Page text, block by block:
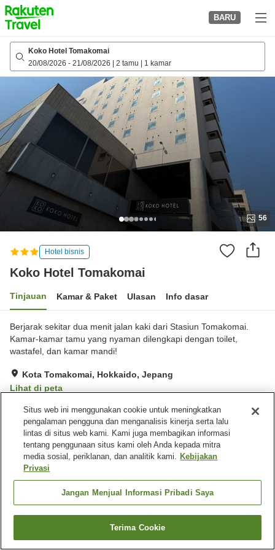
to
top
page
BARU
Koko Hotel Tomakomai
20/08/2026 - 21/08/2026 2 tamu 1 kamar
56
Hotel bisnis
Koko Hotel Tomakomai
Tinjauan Kamar & Paket Ulasan Info dasar
Berjarak sekitar dua menit jalan kaki dari Stasiun Tomakomai.
Kamar-kamar tamu yang nyaman dilengkapi dengan toilet,
wastafel, dan kamar mandi!
Kota Tomakomai, Hokkaido, Jepang
Lihat di peta
Sangat baik Ulasan: 606
Fasilitas properti
Spa / Salon kecantikan
Restoran
Mesin penjual otomatis
Beranda Jepang Hokkaido
Kota Tomakomai
Koko Hotel Tomakomai
Cari kamar
Situs web ini menggunakan cookie untuk meningkatkan
pengalaman pengguna dan menganalisis kinerja serta lalu
lintas di situs web kami. Kami juga membagikan informasi
tentang penggunaan situs kami oleh Anda kepada mitra
media sosial, periklanan, dan analitik kami. Kebijakan
Privasi
Jangan Menjual Informasi Pribadi Saya
Terima Cookie